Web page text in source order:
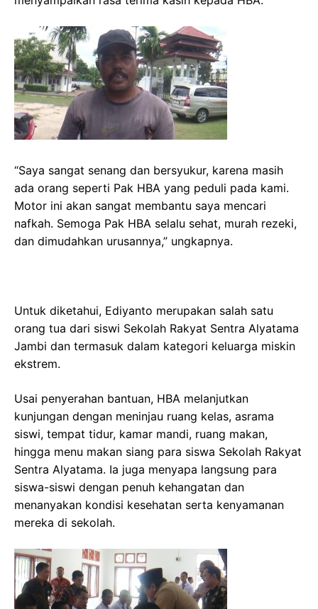
“Saya sangat senang dan bersyukur, karena masih
ada orang seperti Pak HBA yang peduli pada kami.
Motor ini akan sangat membantu saya mencari
nafkah. Semoga Pak HBA selalu sehat, murah rezeki,
dan dimudahkan urusannya,” ungkapnya.
Untuk diketahui, Ediyanto merupakan salah satu
orang tua dari siswi Sekolah Rakyat Sentra Alyatama
Jambi dan termasuk dalam kategori keluarga miskin
ekstrem.
Usai penyerahan bantuan, HBA melanjutkan
kunjungan dengan meninjau ruang kelas, asrama
siswi, tempat tidur, kamar mandi, ruang makan,
hingga menu makan siang para siswa Sekolah Rakyat
Sentra Alyatama. Ia juga menyapa langsung para
siswa-siswi dengan penuh kehangatan dan
menanyakan kondisi kesehatan serta kenyamanan
mereka di sekolah.